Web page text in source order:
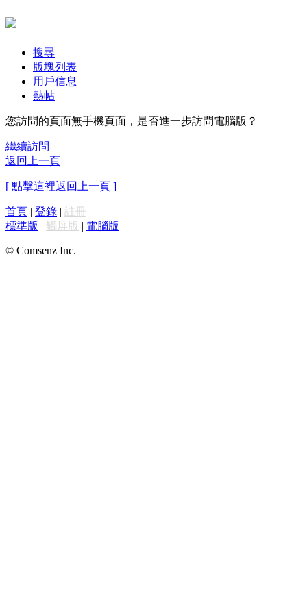
搜尋
版塊列表
用戶信息
熱帖
您訪問的頁面無手機頁面，是否進一步訪問電腦版？
繼續訪問
返回上一頁
[ 點擊這裡返回上一頁 ]
首頁 | 登錄 | 註冊
標準版 | 觸屏版 | 電腦版 |
© Comsenz Inc.